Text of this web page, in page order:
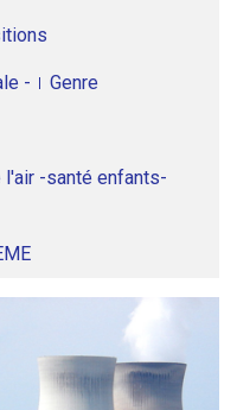
- Genre
l'air -santé enfants-